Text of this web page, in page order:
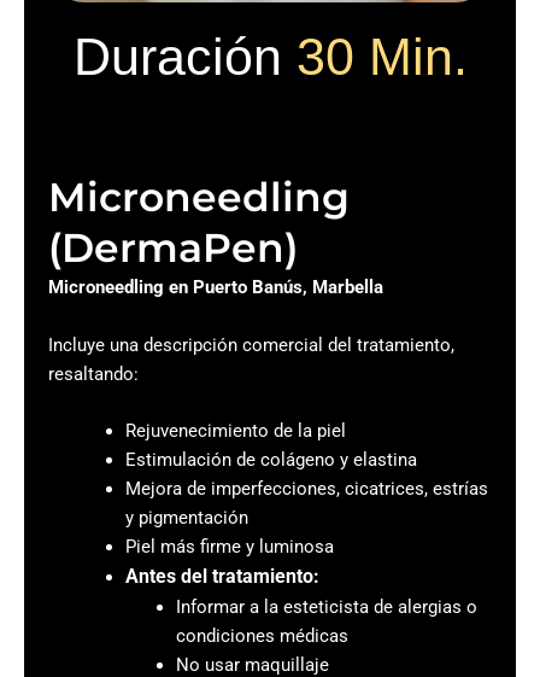
Duración 30 Min.
Microneedling
(DermaPen)
Microneedling en Puerto Banús, Marbella
Incluye una descripción comercial del tratamiento,
resaltando:
Rejuvenecimiento de la piel
Estimulación de colágeno y elastina
Mejora de imperfecciones, cicatrices, estrías
y pigmentación
Piel más firme y luminosa
Antes del tratamiento:
Informar a la esteticista de alergias o
condiciones médicas
No usar maquillaje